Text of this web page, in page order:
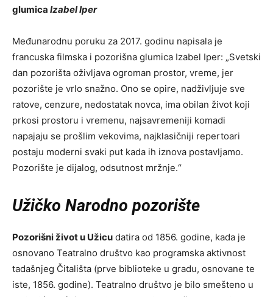
glumica Izabel Iper
Međunarodnu poruku za 2017. godinu napisala je
francuska filmska i pozorišna glumica Izabel Iper: „Svetski
dan pozorišta oživljava ogroman prostor, vreme, jer
pozorište je vrlo snažno. Ono se opire, nadživljuje sve
ratove, cenzure, nedostatak novca, ima obilan život koji
prkosi prostoru i vremenu, najsavremeniji komadi
napajaju se prošlim vekovima, najklasičniji repertoari
postaju moderni svaki put kada ih iznova postavljamo.
Pozorište je dijalog, odsutnost mržnje.“
Užičko Narodno pozorište
Pozorišni život u Užicu datira od 1856. godine, kada je
osnovano Teatralno društvo kao programska aktivnost
tadašnjeg Čitališta (prve biblioteke u gradu, osnovane te
iste, 1856. godine). Teatralno društvo je bilo smešteno u